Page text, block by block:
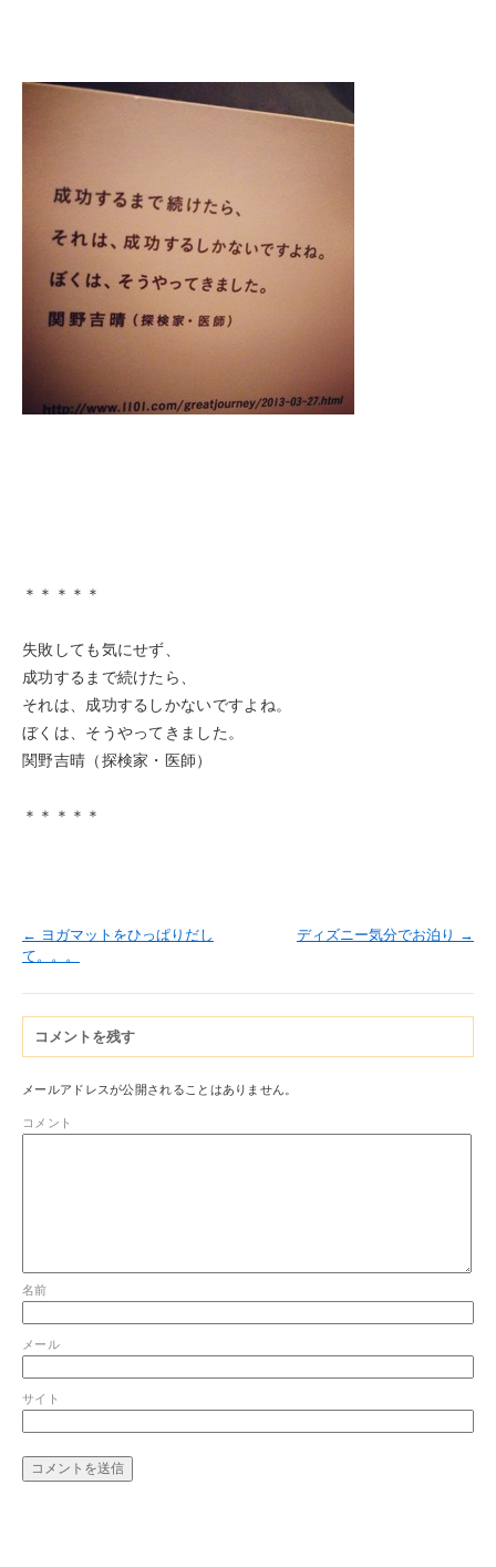
＊＊＊＊＊
失敗しても気にせず、
成功するまで続けたら、
それは、成功するしかないですよね。
ぼくは、そうやってきました。
関野吉晴（探検家・医師）
＊＊＊＊＊
← ヨガマットをひっぱりだし
て。。。
ディズニー気分でお泊り →
コメントを残す
メールアドレスが公開されることはありません。
コメント
名前
メール
サイト